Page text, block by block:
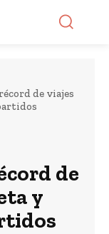
de viajes
de
y